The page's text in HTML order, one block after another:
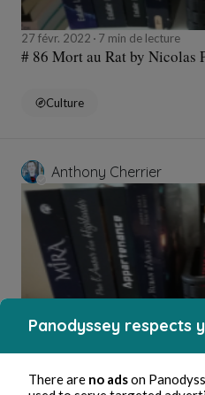
27 févr. 2022 7 min de lecture
# 86 Mort au Rat by Nicolas
Culture
Anthony Cherrier
#85 Hunter : Aux origines
Panodyssey respects
There are no adson